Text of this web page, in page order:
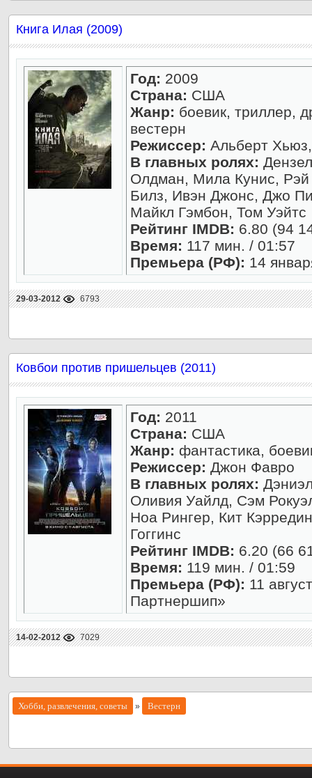
Книга Илая (2009)
Год: 2009
Страна: США
Жанр: боевик, триллер,
вестерн
Режиссер: Альберт
В главных ролях:
Олдман, Мила Кунис,
Билз, Ивэн Джонс, Джо
Майкл Гэмбон, Том Уэйтс
Рейтинг IMDB: 6.80 (94
Время: 117 мин. / 01:57
Премьера (РФ): 14
29-03-2012 6793
Ковбои против пришельцев (2011)
Год: 2011
Страна: США
Жанр: фантастика,
Режиссер: Джон Фавро
В главных ролях:
Оливия Уайлд, Сэм
Ноа Рингер, Кит
Гоггинс
Рейтинг IMDB: 6.20 (66
Время: 119 мин. / 01:59
Премьера (РФ): 11
Партнершип»
14-02-2012 7029
Хобби, развлечения, советы » Вестерн